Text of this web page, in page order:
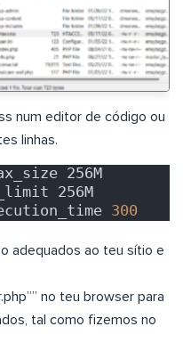
num editor de código ou
linhas.
256M
256M
300
adequados ao teu sítio e
no teu browser para
tal como fizemos no